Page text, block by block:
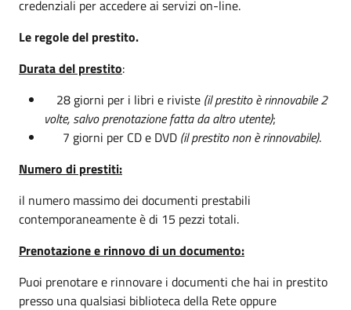
credenziali per accedere ai servizi on-line.
Le regole del prestito.
Durata del prestito:
28 giorni per i libri e riviste (il prestito è rinnovabile 2
volte, salvo prenotazione fatta da altro utente);
7 giorni per CD e DVD (il prestito non è rinnovabile).
Numero di prestiti:
il numero massimo dei documenti prestabili
contemporaneamente è di 15 pezzi totali.
Prenotazione e rinnovo di un documento:
Puoi prenotare e rinnovare i documenti che hai in prestito
presso una qualsiasi biblioteca della Rete oppure